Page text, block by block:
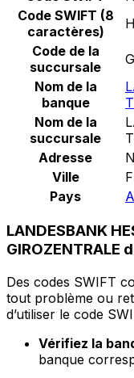
Code SWIFT (8
caractères)
Code de la
succursale
Nom de la
banque
Nom de la
succursale
Adresse
Ville
Pays
LANDESBANK
GIROZENTRALE
Des codes SWIFT
tout problème ou
d’utiliser le code
Vérifiez la
banque